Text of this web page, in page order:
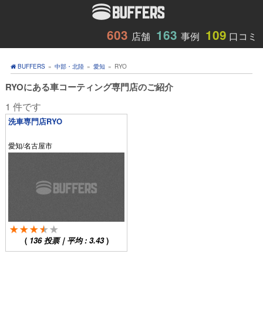
603 店舗 163 事例 109 口コミ
BUFFERS » 中部・北陸 » 愛知 » RYO
RYOにある車コーティング専門店のご紹介
1 件です
洗車専門店RYO
愛知/名古屋市
( 136投票｜平均 : 3.43)